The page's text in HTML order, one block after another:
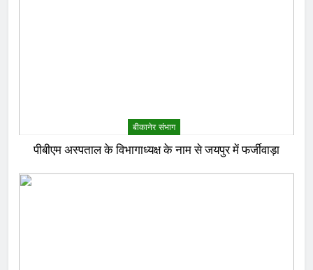
बीकानेर संभाग
पीबीएम अस्पताल के विभागाध्यक्ष के नाम से जयपुर में फर्जीवाड़ा